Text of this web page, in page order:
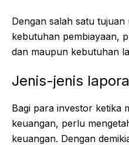
Dengan salah satu
kebutuhan pembiayaan,
dan maupun kebutuhan
Jenis-jenis
Bagi para investor ketika
keuangan, perlu
keuangan. Dengan